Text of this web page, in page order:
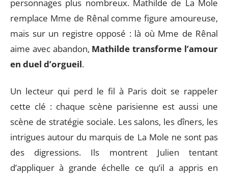
personnages plus nombreux. Mathilde de La Mole
remplace Mme de Rênal comme figure amoureuse,
mais sur un registre opposé : là où Mme de Rênal
aime avec abandon, Mathilde transforme l’amour
en duel d’orgueil.
Un lecteur qui perd le fil à Paris doit se rappeler
cette clé : chaque scène parisienne est aussi une
scène de stratégie sociale. Les salons, les dîners, les
intrigues autour du marquis de La Mole ne sont pas
des digressions. Ils montrent Julien tentant
d’appliquer à grande échelle ce qu’il a appris en